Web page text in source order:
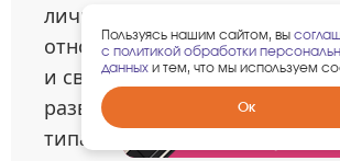
личностей характерно
отношение к явлениям
и своему окружению, из-за
развивается мышление
типа.
Забрать
гарантированный
Пользуясь нашим сайтом, вы
с политикой обработки
данных и тем, что мы используем
Ок